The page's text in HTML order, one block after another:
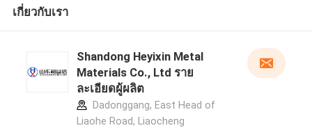
เกี่ยวกับเรา
Shandong Heyixin Metal
Materials Co., Ltd ราย
ละเอียดผู้ผลิต
Dadonggang, East Head of
Liaohe Road, Liaocheng